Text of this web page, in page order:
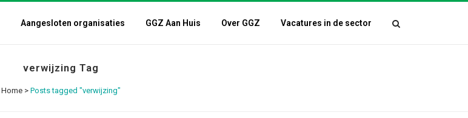
Aangesloten organisaties GGZ Aan Huis Over GGZ Vacatures in de sector
verwijzing Tag
Home> Posts tagged "verwijzing"